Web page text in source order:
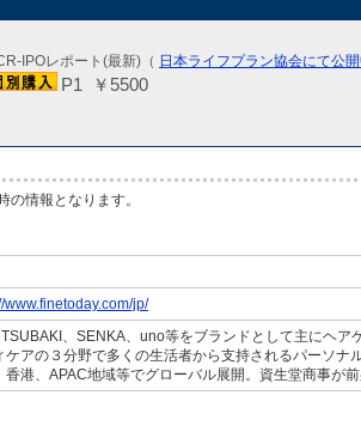
IPOレポート(最新)（ 日本ライフプラン協会にて公
P1 ￥5500
の情報となります。
www.finetoday.com/jp/
、SENKA、uno等をブランドとして主にヘア
ケアの３分野で多くの生活者から支持されるパーソナ
香港、APAC地域等でグローバル展開。資生堂商事が